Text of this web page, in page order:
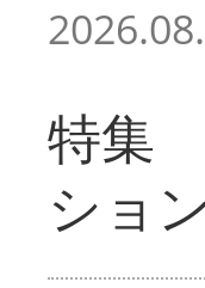
特集
ショ